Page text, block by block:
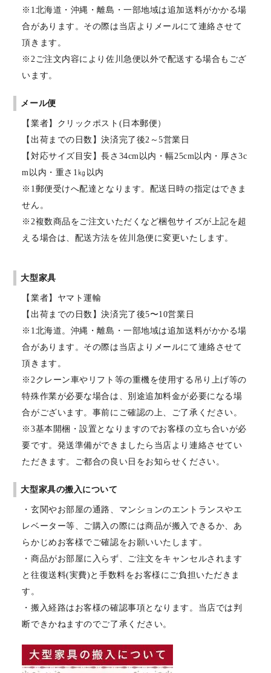
※1北海道・沖縄・離島・一部地域は追加送料がかかる場
合があります。その際は当店よりメールにて連絡させて
頂きます。
※2ご注文内容により佐川急便以外で配送する場合もござ
います。
メール便
【業者】クリックポスト(日本郵便）
【出荷までの日数】決済完了後2～5営業日
【対応サイズ目安】長さ34cm以内・幅25cm以内・厚さ3c
m以内・重さ1㎏以内
※1郵便受けへ配達となります。配送日時の指定はできま
せん。
※2複数商品をご注文いただくなど梱包サイズが上記を超
える場合は、配送方法を佐川急便に変更いたします。
大型家具
【業者】ヤマト運輸
【出荷までの日数】決済完了後5〜10営業日
※1北海道。沖縄・離島・一部地域は追加送料がかかる場
合があります。その際は当店よりメールにて連絡させて
頂きます。
※2クレーン車やリフト等の重機を使用する吊り上げ等の
特殊作業が必要な場合は、別途追加料金が必要になる場
合がございます。事前にご確認の上、ご了承ください。
※3基本開梱・設置となりますのでお客様の立ち合いが必
要です。発送準備ができましたら当店より連絡させてい
ただきます。ご都合の良い日をお知らせください。
大型家具の搬入について
・玄関やお部屋の通路、マンションのエントランスやエ
レベーター等、ご購入の際には商品が搬入できるか、あ
らかじめお客様でご確認をお願いいたします。
・商品がお部屋に入らず、ご注文をキャンセルされます
と往復送料(実費)と手数料をお客様にご負担いただきま
す。
・搬入経路はお客様の確認事項となります。当店では判
断できかねますのでご了承ください。